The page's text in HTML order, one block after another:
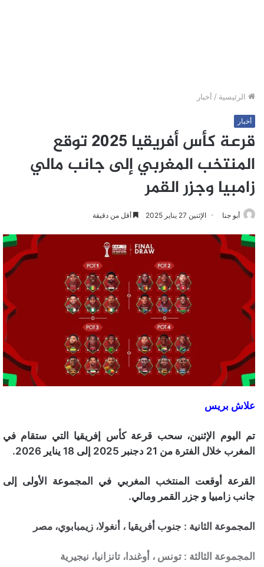
الرئيسية / أخبار
أخبار
قرعة كأس أفريقيا 2025 توقع
المنتخب المغربي إلى جانب مالي
زامبيا وجزر القمر
أبو جنا الإثنين 27 يناير 2025 أقل من دقيقة
علاش بريس
تم اليوم الإثنين، سحب قرعة كأس إفريقيا التي ستقام في
المغرب خلال الفترة من 21 دجنبر 2025 إلى 18 يناير 2026.
القرعة أوقعت المنتخب المغربي في المجموعة الأولى إلى
جانب زامبيا و جزر القمر ومالي.
المجموعة الثانية : جنوب أفريقيا ، أنغولا، زيمبابوي، مصر
المجموعة الثالثة : تونس ، أوغندا، تانزانيا، نيجيرية